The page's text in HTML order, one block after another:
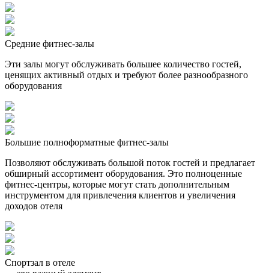
Средние фитнес-залы
Эти залы могут обслуживать большее количество гостей,
ценящих активный отдых и требуют более разнообразного
оборудования
Большие полноформатные фитнес-залы
Позволяют обслуживать большой поток гостей и предлагает
обширный ассортимент оборудования. Это полноценные
фитнес-центры, которые могут стать дополнительным
инструментом для привлечения клиентов и увеличения
доходов отеля
Спортзал в отеле